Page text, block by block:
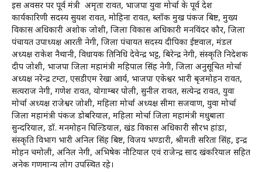
इस अवसर पर पूर्व मंत्री अमृता रावत, भाजपा युवा मोर्चा के पूर्व प्रदेश
कार्यकारिणी सदस्य सुयश रावत, मोहिना रावत, ब्लॉक प्रमुख पंकज बिष्ट, मुख्य
विकास अधिकारी अशोक जोशी, जिला विकास अधिकारी मनविंदर कौर, जिला
पंचायत उपाध्यक्ष आरती नेगी, जिला पंचायत सदस्य दीपिका ईष्टवाल, मंडल
अध्यक्ष राकेश नैथानी, विधायक प्रतिनिधि देवेन्द्र भट्ट, बिरेन्द्र नेगी, संस्कृति निदेशक
प्रदीप जोशी, भाजपा जिला महामंत्री महिपाल सिंह नेगी, जिला अनुसूचित मोर्चा
अध्यक्ष नरेन्द्र टम्टा, एसडीएम रेखा आर्य, भाजपा एकेश्वर प्रभारी बृजमोहन रावत,
सत्यराज नेगी, गणेश रावत, योगाम्बर पोली, सुनील रावत, सत्येन्द्र रावत, युवा
मोर्चा अध्यक्ष राजेश्वर जोशी, महिला मोर्चा अध्यक्ष सीमा सजवाण, युवा मोर्चा
जिला महामंत्री पंकज डोबरियाल, महिला मोर्चा जिला महामंत्री मधुबाला
सुन्दरियाल, डॉ. मनमोहन घिल्डियाल, खंड विकास अधिकारी सौरभ हांडा,
संस्कृति विभाग प्रभारी अनिल सिंह बिष्ट, विजय भण्डारी, श्रीमती सरिता सिंह, इन्द्र
मोहन चमोली, अनिल नेगी, अभिषेक नौटियाल एवं राजेन्द्र प्रसाद खंकरियाल सहित
अनेक गणमान्य लोग उपस्थित रहे।